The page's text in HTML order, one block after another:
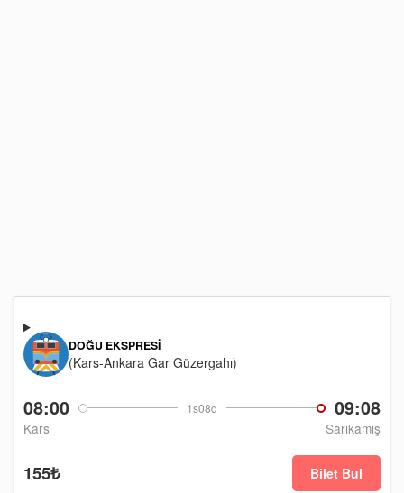
08:00 1s08d 09:08
Kars Sarıkamış
DOĞU EKSPRESI
(Kars-Ankara Gar Güzergahı)
155₺ Bilet Bul